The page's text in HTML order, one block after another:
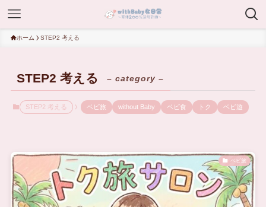
ホーム STEP2 考える
STEP2 考える – category –
STEP2 考える ベビ旅 without Baby ベビ食 トク ベビ遊
ベビ旅